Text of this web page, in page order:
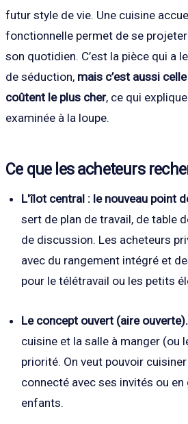
futur style de vie. Une cuisine
fonctionnelle permet de se
son quotidien. C’est la pièce qui a
de séduction, mais c’est aussi
coûtent le plus cher, ce qui
examinée à la loupe.
Ce que les acheteurs
L'îlot central : le nouveau point
sert de plan de travail, de table
de discussion. Les acheteurs
avec du rangement intégré et
pour le télétravail ou les petits
Le concept ouvert (aire ouverte).
cuisine et la salle à manger (ou
priorité. On veut pouvoir
connecté avec ses invités ou
enfants.